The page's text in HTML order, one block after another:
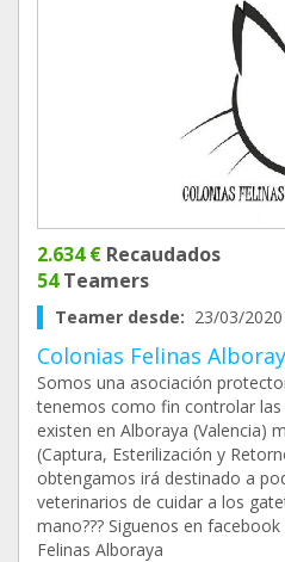
2.634 € Recaudados
54Teamers
Teamer desde: 23/03/2020
Colonias Felinas
Somos una asociación
tenemos como fin controlar
existen en Alboraya (Valencia)
(Captura, Esterilización y
obtengamos irá destinado a
veterinarios de cuidar a los
mano??? Siguenos en
Felinas Alboraya